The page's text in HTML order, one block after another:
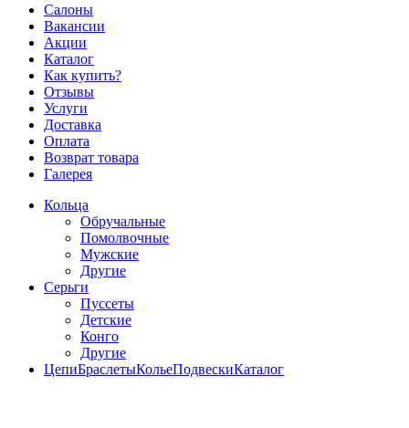
Салоны
Вакансии
Акции
Каталог
Как купить?
Отзывы
Услуги
Доставка
Оплата
Возврат товара
Галерея
Кольца
Обручальные
Помолвочные
Мужские
Другие
Серьги
Пуссеты
Детские
Конго
Другие
ЦепиБраслетыКольеПодвескиКаталог